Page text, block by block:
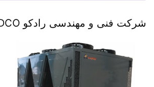
شرکت فنی و مهندسی رادکو RADCO